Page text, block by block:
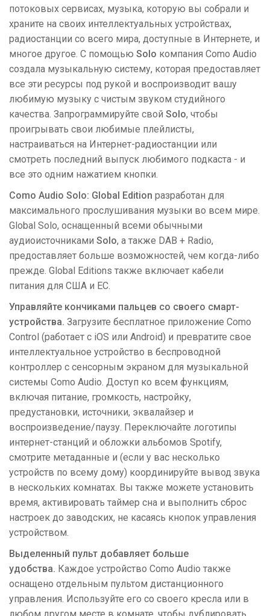
потоковых сервисах, музыка, которую вы собрали и
храните на своих интеллектуальных устройствах,
радиостанции со всего мира, доступные в Интернете, и
многое другое. С помощью Solo компания Como Audio
создала музыкальную систему, которая предоставляет
все эти ресурсы под рукой и воспроизводит вашу
любимую музыку с чистым звуком студийного
качества. Запрограммируйте свой Solo, чтобы
проигрывать свои любимые плейлисты,
настраиваться на Интернет-радиостанции или
смотреть последний выпуск любимого подкаста - и
все это одним нажатием кнопки.
Como Audio Solo: Global Edition разработан для
максимального прослушивания музыки во всем мире.
Global Solo, оснащенный всеми обычными
аудиоисточниками Solo, а также DAB + Radio,
предоставляет больше возможностей, чем когда-либо
прежде. Global Editions также включает кабели
питания для США и ЕС.
Управляйте кончиками пальцев со своего смарт-
устройства. Загрузите бесплатное приложение Como
Control (работает с iOS или Android) и превратите свое
интеллектуальное устройство в беспроводной
контроллер с сенсорным экраном для музыкальной
системы Como Audio. Доступ ко всем функциям,
включая питание, громкость, настройку,
предустановки, источники, эквалайзер и
воспроизведение/паузу. Переключайте логотипы
интернет-станций и обложки альбомов Spotify,
смотрите метаданные и (если у вас несколько
устройств по всему дому) координируйте вывод звука
в нескольких комнатах. Вы также можете установить
время, активировать таймер сна и выполнить сброс
настроек до заводских, не касаясь кнопок управления
устройством.
Выделенный пульт добавляет больше
удобства. Каждое устройство Como Audio также
оснащено отдельным пультом дистанционного
управления. Используйте его со своего кресла или в